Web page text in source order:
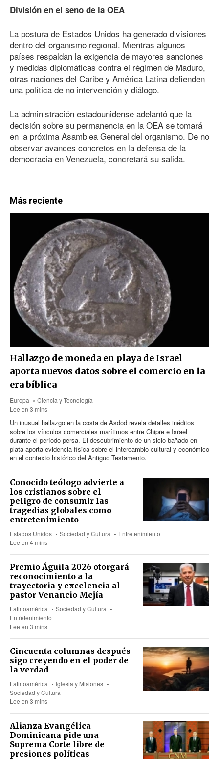
División en el seno de la OEA
La postura de Estados Unidos ha generado divisiones
dentro del organismo regional. Mientras algunos
países respaldan la exigencia de mayores sanciones
y medidas diplomáticas contra el régimen de Maduro,
otras naciones del Caribe y América Latina defienden
una política de no intervención y diálogo.
La administración estadounidense adelantó que la
decisión sobre su permanencia en la OEA se tomará
en la próxima Asamblea General del organismo. De no
observar avances concretos en la defensa de la
democracia en Venezuela, concretará su salida.
Más reciente
Hallazgo de moneda en playa de Israel
aporta nuevos datos sobre el comercio en la
era bíblica
Europa
Ciencia y Tecnología
Lee en 3 mins
Un inusual hallazgo en la costa de Asdod revela detalles inéditos
sobre los vínculos comerciales marítimos entre Chipre e Israel
durante el período persa. El descubrimiento de un siclo bañado en
plata aporta evidencia física sobre el intercambio cultural y económico
en el contexto histórico del Antiguo Testamento.
Conocido teólogo advierte a
los cristianos sobre el
peligro de consumir las
tragedias globales como
entretenimiento
Estados Unidos Sociedad y Cultura
Entretenimiento
Lee en 4 mins
Premio Águila 2026 otorgará
reconocimiento a la
trayectoria y excelencia al
pastor Venancio Mejía
Latinoamérica
Sociedad y Cultura
Entretenimiento
Lee en 3 mins
Cincuenta columnas después
sigo creyendo en el poder de
la verdad
Latinoamérica
Iglesia y Misiones
Sociedad y Cultura
Lee en 3 mins
Alianza Evangélica
Dominicana pide una
Suprema Corte libre de
presiones políticas